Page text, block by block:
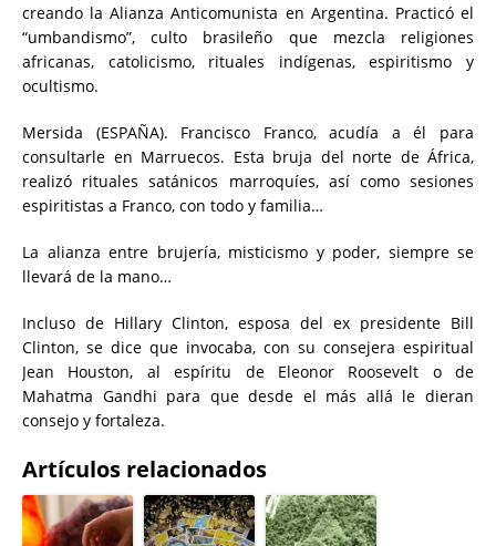
creando la Alianza Anticomunista en Argentina. Practicó el
“umbandismo”, culto brasileño que mezcla religiones
africanas, catolicismo, rituales indígenas, espiritismo y
ocultismo.
Mersida (ESPAÑA). Francisco Franco, acudía a él para
consultarle en Marruecos. Esta bruja del norte de África,
realizó rituales satánicos marroquíes, así como sesiones
espiritistas a Franco, con todo y familia…
La alianza entre brujería, misticismo y poder, siempre se
llevará de la mano…
Incluso de Hillary Clinton, esposa del ex presidente Bill
Clinton, se dice que invocaba, con su consejera espiritual
Jean Houston, al espíritu de Eleonor Roosevelt o de
Mahatma Gandhi para que desde el más allá le dieran
consejo y fortaleza.
Artículos relacionados